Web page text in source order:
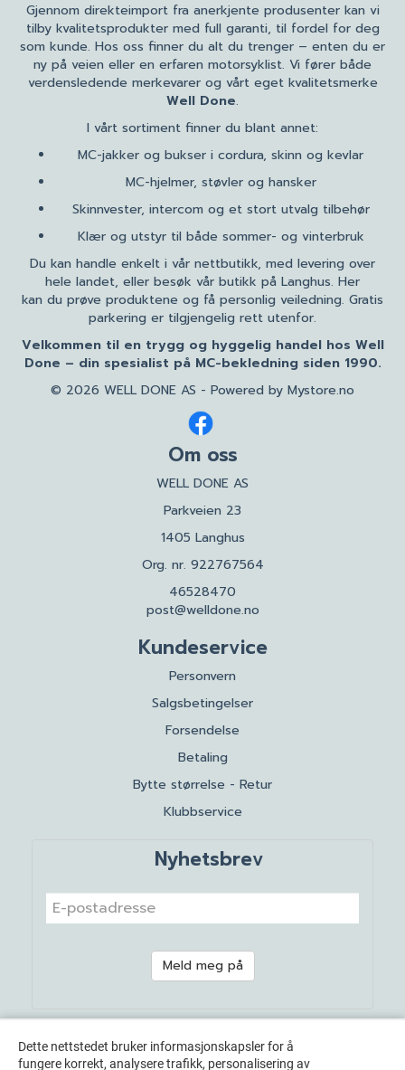
Gjennom direkteimport fra anerkjente produsenter kan vi
tilby kvalitetsprodukter med full garanti, til fordel for deg
som kunde. Hos oss finner du alt du trenger – enten du er
ny på veien eller en erfaren motorsyklist. Vi fører både
verdensledende merkevarer og vårt eget kvalitetsmerke
Well Done.
I vårt sortiment finner du blant annet:
MC-jakker og bukser i cordura, skinn og kevlar
MC-hjelmer, støvler og hansker
Skinnvester, intercom og et stort utvalg tilbehør
Klær og utstyr til både sommer- og vinterbruk
Du kan handle enkelt i vår nettbutikk, med levering over
hele landet, eller besøk vår butikk på Langhus. Her
kan du prøve produktene og få personlig veiledning. Gratis
parkering er tilgjengelig rett utenfor.
Velkommen til en trygg og hyggelig handel hos Well
Done – din spesialist på MC-bekledning siden 1990.
© 2026 WELL DONE AS - Powered by Mystore.no
Om oss
WELL DONE AS
Parkveien 23
1405 Langhus
Org. nr. 922767564
46528470
post@welldone.no
Kundeservice
Personvern
Salgsbetingelser
Forsendelse
Betaling
Bytte størrelse - Retur
Klubbservice
Nyhetsbrev
Meld meg på
Dette nettstedet bruker informasjonskapsler for å
fungere korrekt, analysere trafikk, personalisering av